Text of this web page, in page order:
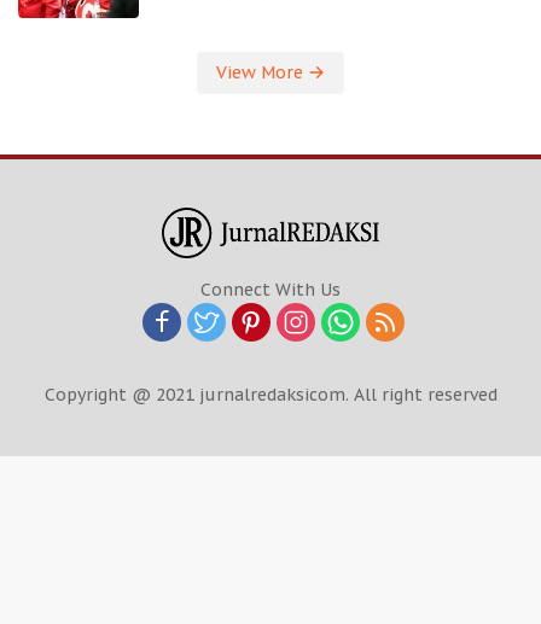
View More
Connect With Us
Copyright @ 2021 jurnalredaksicom. All right reserved